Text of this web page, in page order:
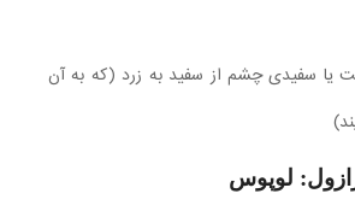
یا سفیدی چشم از سفید به زرد (که به آن
لوپوس